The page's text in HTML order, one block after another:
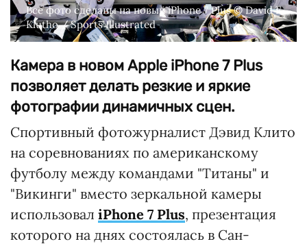
Все фото сделаны на новый iPhone 7 Plus © David E.
Klutho / Sports Illustrated
Камера в новом Apple iPhone 7 Plus
позволяет делать резкие и яркие
фотографии динамичных сцен.
Спортивный фотожурналист Дэвид Клито
на соревнованиях по американскому
футболу между командами "Титаны" и
"Викинги" вместо зеркальной камеры
использовал iPhone 7 Plus, презентация
которого на днях состоялась в Сан-